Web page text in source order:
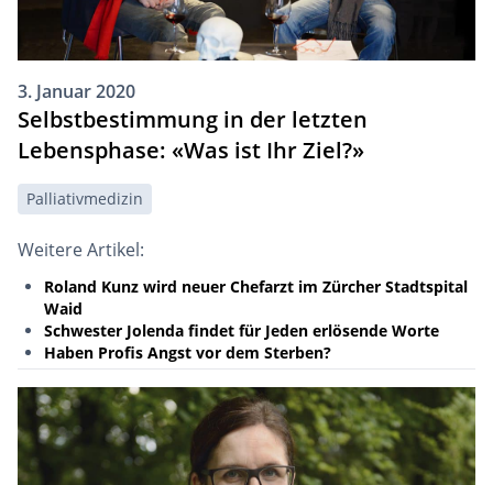
3. Januar 2020
Selbstbestimmung in der letzten
Lebensphase: «Was ist Ihr Ziel?»
Palliativmedizin
Weitere Artikel:
Roland Kunz wird neuer Chefarzt im Zürcher Stadtspital
Waid
Schwester Jolenda findet für Jeden erlösende Worte
Haben Profis Angst vor dem Sterben?